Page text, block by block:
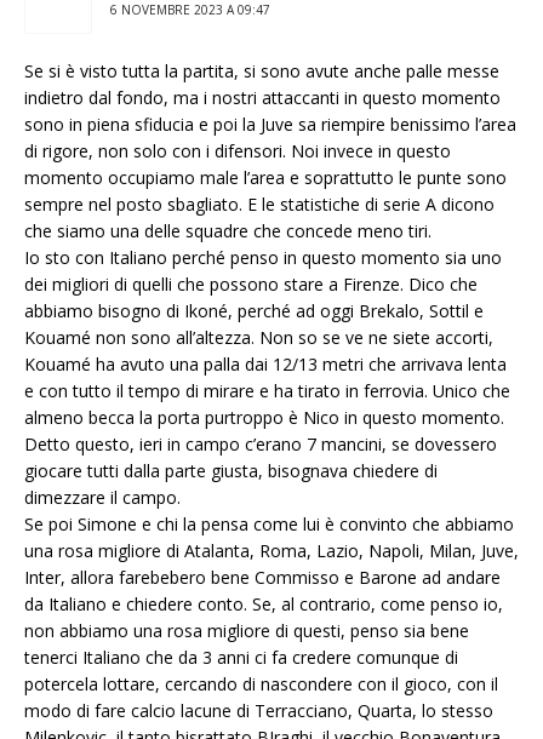
6 NOVEMBRE 2023 A 09:47
Se si è visto tutta la partita, si sono avute anche palle messe
indietro dal fondo, ma i nostri attaccanti in questo momento
sono in piena sfiducia e poi la Juve sa riempire benissimo l’area
di rigore, non solo con i difensori. Noi invece in questo
momento occupiamo male l’area e soprattutto le punte sono
sempre nel posto sbagliato. E le statistiche di serie A dicono
che siamo una delle squadre che concede meno tiri.
Io sto con Italiano perché penso in questo momento sia uno
dei migliori di quelli che possono stare a Firenze. Dico che
abbiamo bisogno di Ikoné, perché ad oggi Brekalo, Sottil e
Kouamé non sono all’altezza. Non so se ve ne siete accorti,
Kouamé ha avuto una palla dai 12/13 metri che arrivava lenta
e con tutto il tempo di mirare e ha tirato in ferrovia. Unico che
almeno becca la porta purtroppo è Nico in questo momento.
Detto questo, ieri in campo c’erano 7 mancini, se dovessero
giocare tutti dalla parte giusta, bisognava chiedere di
dimezzare il campo.
Se poi Simone e chi la pensa come lui è convinto che abbiamo
una rosa migliore di Atalanta, Roma, Lazio, Napoli, Milan, Juve,
Inter, allora farebebero bene Commisso e Barone ad andare
da Italiano e chiedere conto. Se, al contrario, come penso io,
non abbiamo una rosa migliore di questi, penso sia bene
tenerci Italiano che da 3 anni ci fa credere comunque di
potercela lottare, cercando di nascondere con il gioco, con il
modo di fare calcio lacune di Terracciano, Quarta, lo stesso